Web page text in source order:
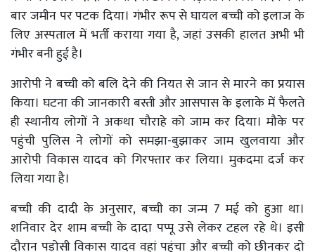
बार जमीन पर पटक दिया। गंभीर रूप से घायल बच्ची को इलाज के
लिए अस्पताल में भर्ती कराया गया है, जहां उसकी हालत अभी भी
गंभीर बनी हुई है।
आरोपी ने बच्ची को बलि देने की नियत से जान से मारने का प्रयास
किया। घटना की जानकारी बस्ती और आसपास के इलाके में फैलते
ही स्थानीय लोगों ने अकथा चौराहे को जाम कर दिया। मौके पर
पहुंची पुलिस ने लोगों को समझा-बुझाकर जाम खुलवाया और
आरोपी विकास यादव को गिरफ्तार कर लिया। मुकदमा दर्ज कर
लिया गया है।
बच्ची की दादी के अनुसार, बच्ची का जन्म 7 मई को हुआ था।
शनिवार देर शाम बच्ची के दादा पप्पू उसे लेकर टहल रहे थे। इसी
दौरान पड़ोसी विकास यादव वहां पहुंचा और बच्ची को छीनकर दो